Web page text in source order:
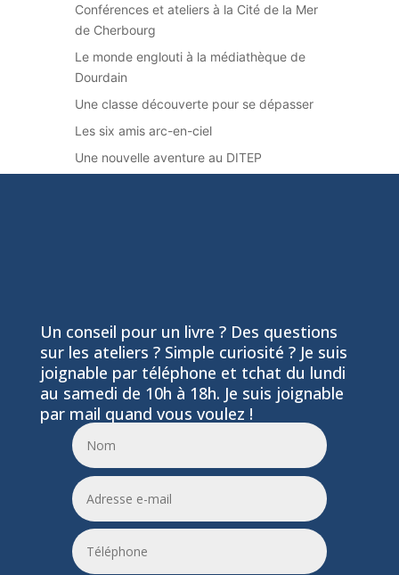
Conférences et ateliers à la Cité de la Mer
de Cherbourg
Le monde englouti à la médiathèque de
Dourdain
Une classe découverte pour se dépasser
Les six amis arc-en-ciel
Une nouvelle aventure au DITEP
Un conseil pour un livre ? Des questions
sur les ateliers ? Simple curiosité ? Je suis
joignable par téléphone et tchat du lundi
au samedi de 10h à 18h. Je suis joignable
par mail quand vous voulez !
06 24 55 86 51
leptitfilaplumes@etik.com